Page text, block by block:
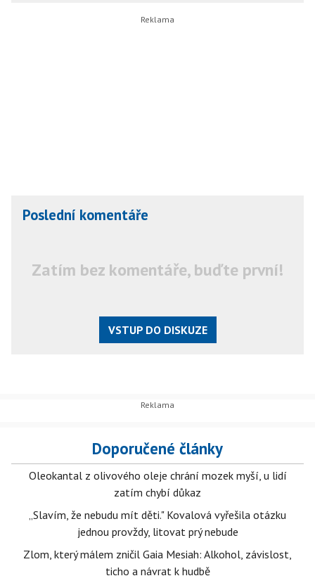
Poslední komentáře
Zatím bez komentáře, buďte první!
VSTUP DO DISKUZE
Doporučené články
Oleokantal z olivového oleje chrání mozek myší, u lidí
zatím chybí důkaz
„Slavím, že nebudu mít děti." Kovalová vyřešila otázku
jednou provždy, litovat prý nebude
Zlom, který málem zničil Gaia Mesiah: Alkohol, závislost,
ticho a návrat k hudbě